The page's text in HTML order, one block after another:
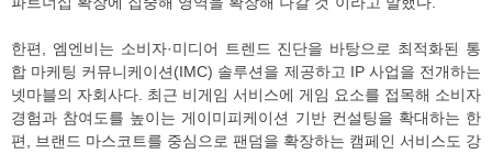
한편, 엠엔비는 소비자·미디어 트렌드 진단을 바탕으로 최적화된 통
합 마케팅 커뮤니케이션(IMC) 솔루션을 제공하고 IP 사업을 전개하는
넷마블의 자회사다. 최근 비게임 서비스에 게임 요소를 접목해 소비자
경험과 참여도를 높이는 게이미피케이션 기반 컨설팅을 확대하는 한
편, 브랜드 마스코트를 중심으로 팬덤을 확장하는 캠페인 서비스도 강